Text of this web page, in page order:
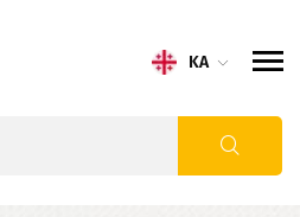
KA